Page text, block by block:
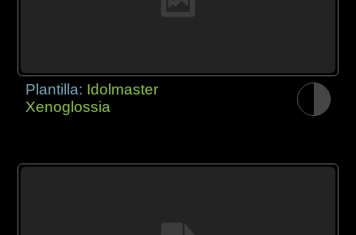
Plantilla: Idolmaster
Xenoglossia